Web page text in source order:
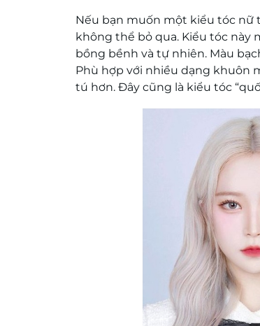
Nếu bạn muốn một kiểu tóc nữ
không thể bỏ qua. Kiểu tóc này
bồng bềnh và tự nhiên. Màu
Phù hợp với nhiều dạng khuôn
tú hơn. Đây cũng là kiểu tóc